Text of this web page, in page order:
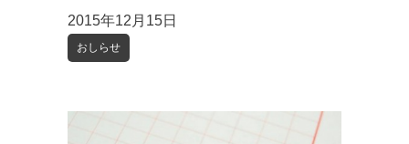
2015年12月15日
おしらせ